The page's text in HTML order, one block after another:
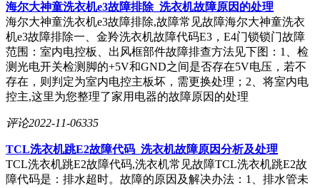
海尔大神童洗衣机e3故障排除_洗衣机故障原因的处理
海尔大神童洗衣机e3故障排除,故障常见故障海尔大神童洗衣
机e3故障排除一、金羚洗衣机故障代码E3，E4门锁锁门故障
范围：室内电控板、出风框部件故障排查方法见下图：1、检
测光电开关检测脚的+5V和GND之间是否存在5V电压，若不
存在，则判定为室内电控主板坏，需更换处理；2、将室内电
控主,这里为您整理了家用电器的故障原因的处理
评论2022-11-06335
TCL洗衣机跳E2故障代码_洗衣机故障原因分析及处理
TCL洗衣机跳E2故障代码,洗衣机常见故障TCL洗衣机跳E2故
障代码是：排水超时。故障的原因及解决办法：1、排水管未